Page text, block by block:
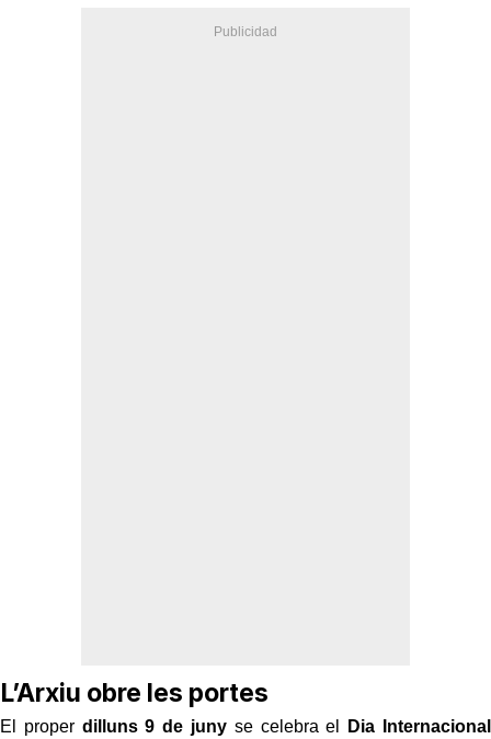
L’Arxiu obre les portes
El proper dilluns 9 de junyse celebra el Dia Internacional